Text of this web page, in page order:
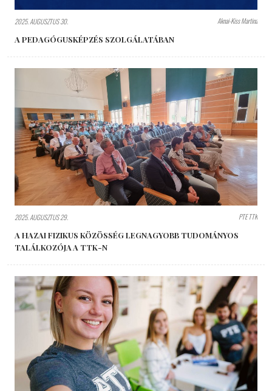
2025. AUGUSZTUS 30. Aknai-Kiss Martina
A PEDAGÓGUSKÉPZÉS SZOLGÁLATÁBAN
2025. AUGUSZTUS 29. PTE TTK
A HAZAI FIZIKUS KÖZÖSSÉG LEGNAGYOBB TUDOMÁNYOS
TALÁLKOZÓJA A TTK-N